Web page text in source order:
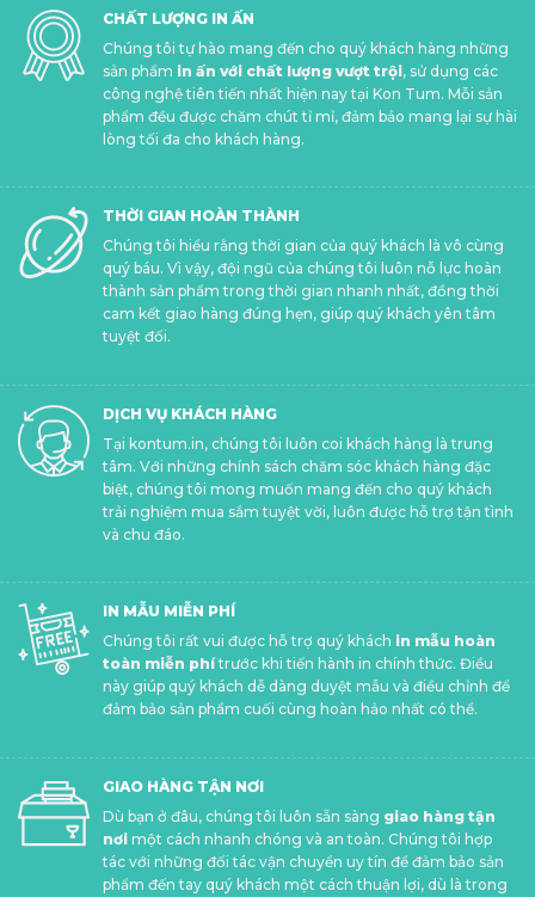
CHẤT LƯỢNG IN ẤN
Chúng tôi tự hào mang đến cho quý khách hàng những
sản phẩm in ấn với chất lượng vượt trội, sử dụng các
công nghệ tiên tiến nhất hiện nay tại Kon Tum. Mỗi sản
phẩm đều được chăm chút tỉ mỉ, đảm bảo mang lại sự hài
lòng tối đa cho khách hàng.
THỜI GIAN HOÀN THÀNH
Chúng tôi hiểu rằng thời gian của quý khách là vô cùng
quý báu. Vì vậy, đội ngũ của chúng tôi luôn nỗ lực hoàn
thành sản phẩm trong thời gian nhanh nhất, đồng thời
cam kết giao hàng đúng hẹn, giúp quý khách yên tâm
tuyệt đối.
DỊCH VỤ KHÁCH HÀNG
Tại kontum.in, chúng tôi luôn coi khách hàng là trung
tâm. Với những chính sách chăm sóc khách hàng đặc
biệt, chúng tôi mong muốn mang đến cho quý khách
trải nghiệm mua sắm tuyệt vời, luôn được hỗ trợ tận tình
và chu đáo.
IN MẪU MIỄN PHÍ
Chúng tôi rất vui được hỗ trợ quý khách in mẫu hoàn
toàn miễn phítrước khi tiến hành in chính thức. Điều
này giúp quý khách dễ dàng duyệt mẫu và điều chỉnh để
đảm bảo sản phẩm cuối cùng hoàn hảo nhất có thể.
GIAO HÀNG TẬN NƠI
Dù bạn ở đâu, chúng tôi luôn sẵn sàng giao hàng tận
nơimột cách nhanh chóng và an toàn. Chúng tôi hợp
tác với những đối tác vận chuyển uy tín để đảm bảo sản
phẩm đến tay quý khách một cách thuận lợi, dù là trong